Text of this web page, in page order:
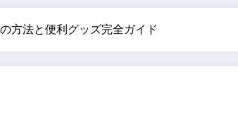
方法と便利グッズ完全ガイド